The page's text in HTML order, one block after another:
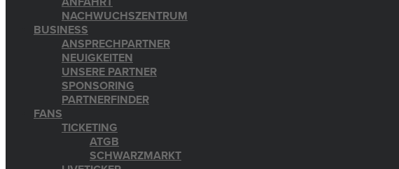
NACHWUCHSZENTRUM
BUSINESS
ANSPRECHPARTNER
NEUIGKEITEN
UNSERE PARTNER
SPONSORING
PARTNERFINDER
FANS
TICKETING
ATGB
SCHWARZMARKT